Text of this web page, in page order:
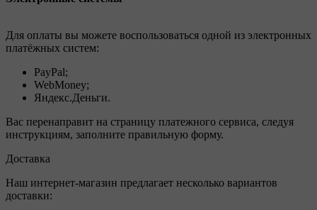
Для оплаты вы можете воспользоваться одной из электронных
платёжных систем:
PayPal;
WebMoney;
Яндекс.Деньги.
Вас перенаправит на страницу платежного сервиса, следуя
инструкциям, заполните правильную форму.
Доставка
Наш интернет-магазин предлагает несколько вариантов
доставки: